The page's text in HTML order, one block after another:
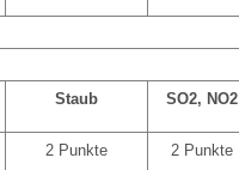
Staub SO2, NO2
2 Punkte 2 Punkte